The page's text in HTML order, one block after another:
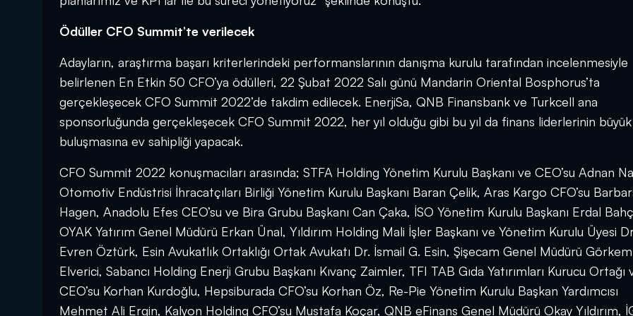
Ödüller CFO Summit’te verilecek
Adayların, araştırma başarı kriterlerindeki performanslarının danışma kurulu tarafından incelenmesiyle
belirlenen En Etkin 50 CFO’ya ödülleri, 22 Şubat 2022 Salı günü Mandarin Oriental Bosphorus’ta
gerçekleşecek CFO Summit 2022’de takdim edilecek. EnerjiSa, QNB Finansbank ve Turkcell ana
sponsorluğunda gerçekleşecek CFO Summit 2022, her yıl olduğu gibi bu yıl da finans liderlerinin büyük
buluşmasına ev sahipliği yapacak.
CFO Summit 2022 konuşmacıları arasında; STFA Holding Yönetim Kurulu Başkanı ve CEO’su Adnan
Otomotiv Endüstrisi İhracatçıları Birliği Yönetim Kurulu Başkanı Baran Çelik, Aras Kargo CFO’su
Hagen, Anadolu Efes CEO’su ve Bira Grubu Başkanı Can Çaka, İSO Yönetim Kurulu Başkanı Erdal
OYAK Yatırım Genel Müdürü Erkan Ünal, Yıldırım Holding Mali İşler Başkanı ve Yönetim Kurulu Üyesi
Evren Öztürk, Esin Avukatlık Ortaklığı Ortak Avukatı Dr. İsmail G. Esin, Şişecam Genel Müdürü Görkem
Elverici, Sabancı Holding Enerji Grubu Başkanı Kıvanç Zaimler, TFI TAB Gıda Yatırımları Kurucu Ortağı
CEO’su Korhan Kurdoğlu, Hepsiburada CFO’su Korhan Öz, Re-Pie Yönetim Kurulu Başkan Yardımcısı
Mehmet Ali Ergin, Kalyon Holding CFO’su Mustafa Koçar, QNB eFinans Genel Müdürü Okay Yıldırım,